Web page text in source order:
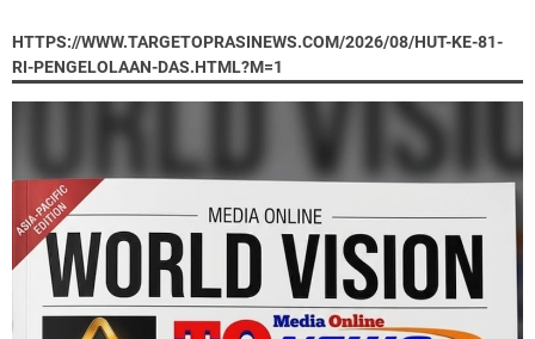
HTTPS://WWW.TARGETOPRASINEWS.COM/2026/08/HUT-KE-81-
RI-PENGELOLAAN-DAS.HTML?M=1